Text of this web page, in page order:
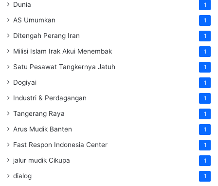
Dunia 1
AS Umumkan 1
Ditengah Perang Iran 1
Milisi Islam Irak Akui Menembak 1
Satu Pesawat Tangkernya Jatuh 1
Dogiyai 1
Industri & Perdagangan 1
Tangerang Raya 1
Arus Mudik Banten 1
Fast Respon Indonesia Center 1
jalur mudik Cikupa 1
dialog 1